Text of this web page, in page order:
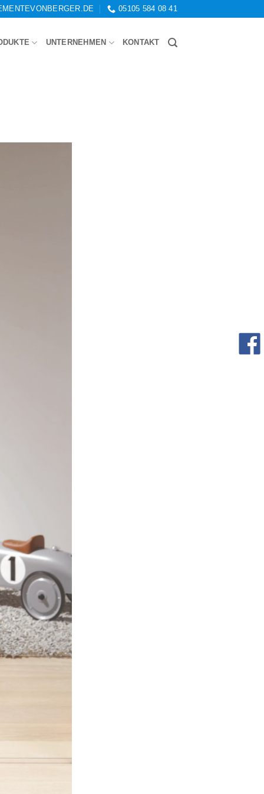
05105 584 08 41
UNTERNEHMEN KONTAKT